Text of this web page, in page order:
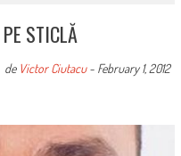
STICLĂ
de Victor Ciutacu- February 1, 2012